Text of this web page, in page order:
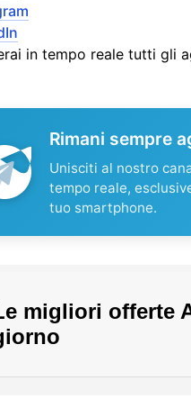
in tempo reale tutti gli
Rimani sempre
Unisciti al nostro
tempo reale,
tuo smartphone.